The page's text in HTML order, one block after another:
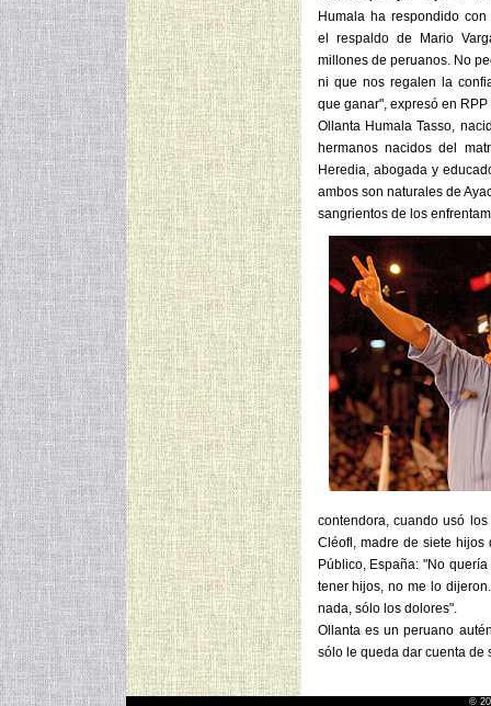
Humala ha respondido
el respaldo de Mario
millones de peruanos. No
ni que nos regalen la
que ganar", expresó en RPP
Ollanta Humala Tasso,
hermanos nacidos del
Heredia, abogada y
ambos son naturales de
sangrientos de los
contendora, cuando usó
Cléofl, madre de siete
Público, España: "No
tener hijos, no me lo
nada, sólo los dolores".
Ollanta es un peruano
sólo le queda dar cuenta de
©